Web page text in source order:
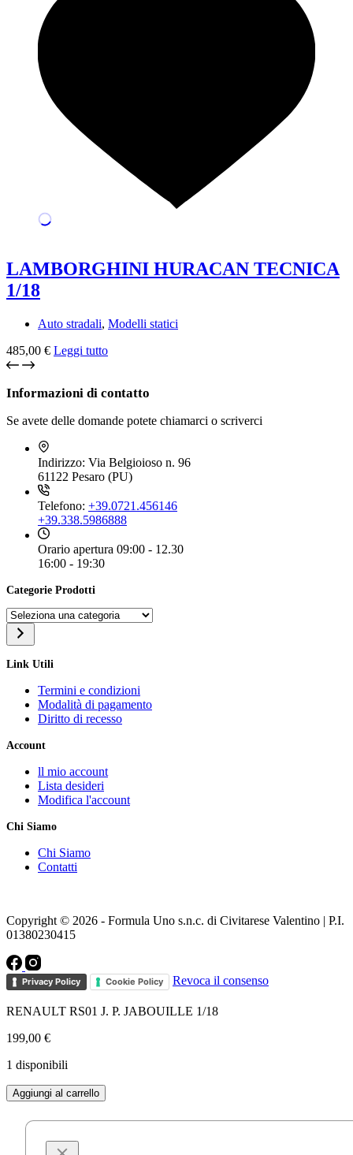
LAMBORGHINI HURACAN TECNICA
1/18
Auto stradali, Modelli statici
485,00 € Leggi tutto
Informazioni di contatto
Se avete delle domande potete chiamarci o scriverci
Indirizzo: Via Belgioioso n. 96
61122 Pesaro (PU)
Telefono: +39.0721.456146
+39.338.5986888
Orario apertura 09:00 - 12.30
16:00 - 19:30
Categorie Prodotti
Seleziona
una
categoria
Link Utili
Termini e condizioni
Modalità di pagamento
Diritto di recesso
Account
ll mio account
Lista desideri
Modifica l'account
Chi Siamo
Chi Siamo
Contatti
Copyright © 2026 - Formula Uno s.n.c. di Civitarese Valentino | P.I.
01380230415
Privacy Policy Cookie Policy Revoca il consenso
RENAULT RS01 J. P. JABOUILLE 1/18
199,00 €
1 disponibili
RENAULT
RS01
JABOUILLE
Aggiungi al carrello